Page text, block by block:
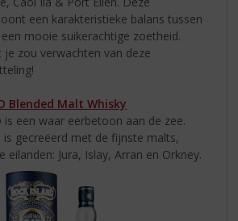
een karakteristieke balans tussen
mooie suikerachtige zoetheid.
je zou verwachten van deze
Blended Malt Whisky
is een waar eerbetoon aan de zee.
is gecreëerd met de fijnste malts,
eilanden: Jura, Islay, Arran en Orkney.